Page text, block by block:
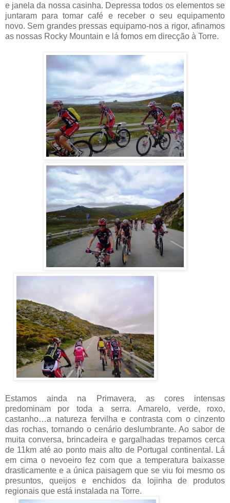
e janela da nossa casinha. Depressa todos os elementos se
juntaram para tomar café e receber o seu equipamento
novo. Sem grandes pressas equipamo-nos a rigor, afinamos
as nossas Rocky Mountain e lá fomos em direcção à Torre.
Estamos ainda na Primavera, as cores intensas
predominam por toda a serra. Amarelo, verde, roxo,
castanho…a natureza fervilha e contrasta com o cinzento
das rochas, tornando o cenário deslumbrante. Ao sabor de
muita conversa, brincadeira e gargalhadas trepamos cerca
de 11km até ao ponto mais alto de Portugal continental. Lá
em cima o nevoeiro fez com que a temperatura baixasse
drasticamente e a única paisagem que se viu foi mesmo os
presuntos, queijos e enchidos da lojinha de produtos
regionais que está instalada na Torre.